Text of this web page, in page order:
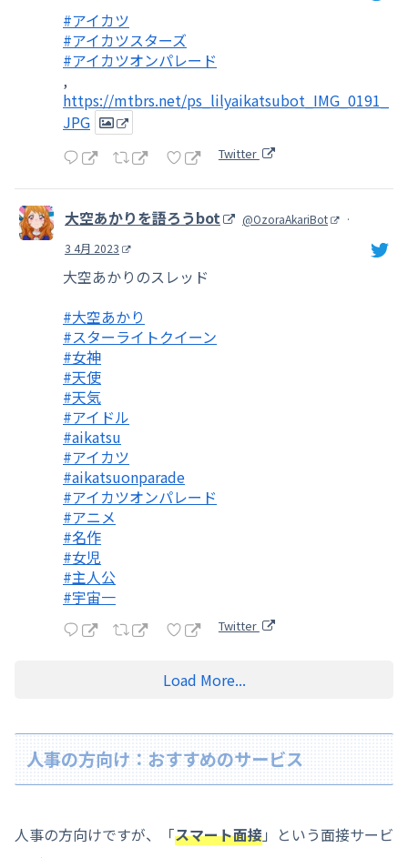
#アイカツ
#アイカツスターズ
#アイカツオンパレード
,
https://mtbrs.net/ps_lilyaikatsubot_IMG_0191_
JPG
Twitter
大空あかりを語ろうbot @OzoraAkariBot
·
3 4月 2023
大空あかりのスレッド
#大空あかり
#スターライトクイーン
#女神
#天使
#天気
#アイドル
#aikatsu
#アイカツ
#aikatsuonparade
#アイカツオンパレード
#アニメ
#名作
#女児
#主人公
#宇宙一
Twitter
Load More...
人事の方向け：おすすめのサービス
人事の方向けですが、「スマート面接」という面接サービ